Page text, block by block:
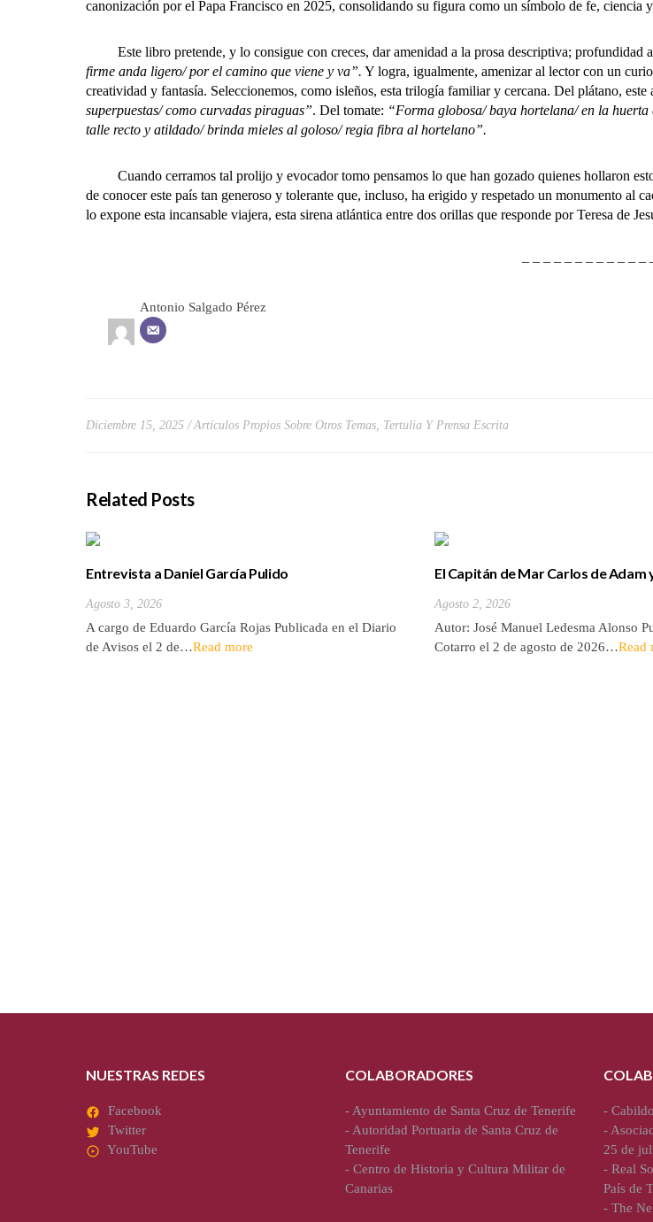
canonización por el Papa Francisco en 2025, consolidando su figura como un símbolo de fe, ciencia
Este libro pretende, y lo consigue con creces, dar amenidad a la prosa descriptiva; profundidad
firme anda ligero/ por el camino que viene y va”. Y logra, igualmente, amenizar al lector con un
creatividad y fantasía. Seleccionemos, como isleños, esta trilogía familiar y cercana. Del plátano, este
superpuestas/ como curvadas piraguas”. Del tomate: “Forma globosa/ baya hortelana/ en la huerta
talle recto y atildado/ brinda mieles al goloso/ regia fibra al hortelano”.
Cuando cerramos tal prolijo y evocador tomo pensamos lo que han gozado quienes hollaron
de conocer este país tan generoso y tolerante que, incluso, ha erigido y respetado un monumento al
lo expone esta incansable viajera, esta sirena atlántica entre dos orillas que responde por Teresa de
– – – – – – – – – – – –
Antonio Salgado Pérez
Diciembre 15, 2025 Artículos Propios Sobre Otros Temas Tertulia Y Prensa Escrita
Related Posts
Entrevista a Daniel García Pulido
Agosto 3, 2026
A cargo de Eduardo García Rojas Publicada en el Diario
de Avisos el 2 de…Read more
El Capitán de Mar Carlos de Adam
Agosto 2, 2026
Autor: José Manuel Ledesma Alonso
Cotarro el 2 de agosto de 2026…Read
NUESTRAS REDES
Facebook
Twitter
YouTube
COLABORADORES
-Ayuntamiento de Santa Cruz de Tenerife
-Autoridad Portuaria de Santa Cruz de
Tenerife
- Centro de Historia y Cultura Militar de
Canarias
-
-
25 de
- Real
País de
- The